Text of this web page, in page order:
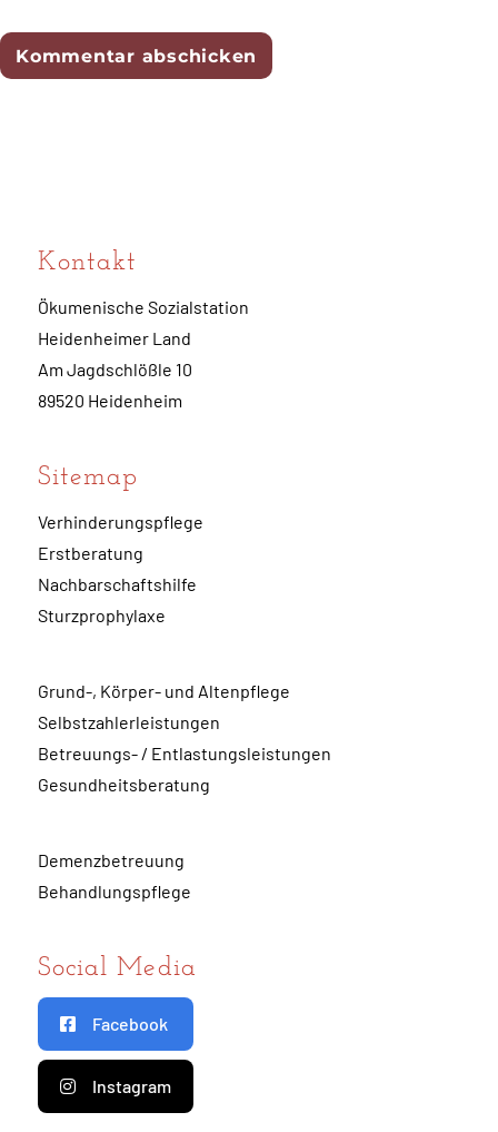
Kontakt
Ökumenische Sozialstation
Heidenheimer Land
Am Jagdschlößle 10
89520 Heidenheim
Sitemap
Verhinderungspflege
Erstberatung
Nachbarschaftshilfe
Sturzprophylaxe
Grund-, Körper- und Altenpflege
Selbstzahlerleistungen
Betreuungs- / Entlastungsleistungen
Gesundheitsberatung
Demenzbetreuung
Behandlungspflege
Social Media
Facebook
Instagram